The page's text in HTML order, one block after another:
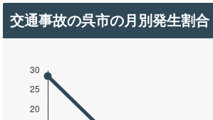
交通事故の呉市の月別発生割合